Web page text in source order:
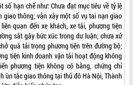
số hạn chế như: Chưa đạt mục tiêu về tỷ lệ
giao thông; vẫn xảy một số vụ tai nạn giao
quan đến xe khách, xe tải, phương tiện
sắt gây bức xúc trong dư luận; chưa xử
quá tải trọng phương tiện trên đường bộ;
tiện kinh doanh vận tải hoạt động không
phương tiện không có bằng, chứng chỉ
ùn tắc giao thông tại thủ đô Hà Nội, Thành